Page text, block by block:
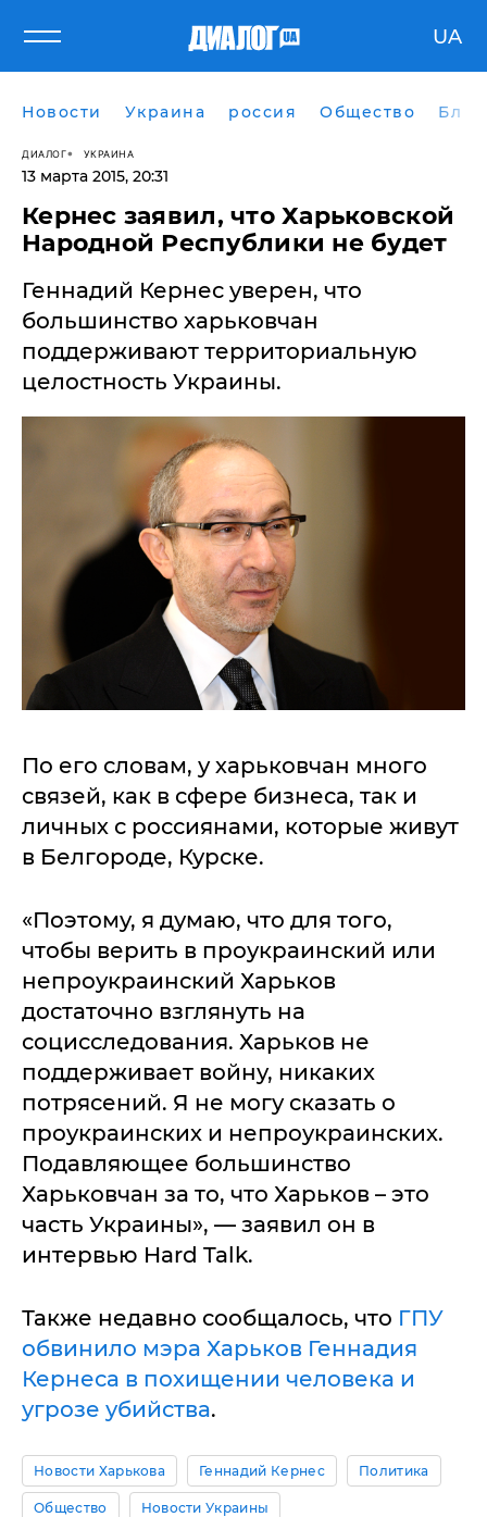
UA
Новости Украина россия Общество
ДИАЛОГ УКРАИНА
13 марта 2015, 20:31
Кернес заявил, что Харьковской
Народной Республики не будет
Геннадий Кернес уверен, что
большинство харьковчан
поддерживают территориальную
целостность Украины.
По его словам, у харьковчан много
связей, как в сфере бизнеса, так и
личных с россиянами, которые живут
в Белгороде, Курске.
«Поэтому, я думаю, что для того,
чтобы верить в проукраинский или
непроукраинский Харьков
достаточно взглянуть на
социсследования. Харьков не
поддерживает войну, никаких
потрясений. Я не могу сказать о
проукраинских и непроукраинских.
Подавляющее большинство
Харьковчан за то, что Харьков – это
часть Украины», — заявил он в
интервью Hard Talk.
Также недавно сообщалось, что ГПУ
обвинило мэра Харьков Геннадия
Кернеса в похищении человека и
угрозе убийства.
Новости Харькова Геннадий Кернес Политика
Общество Новости Украины